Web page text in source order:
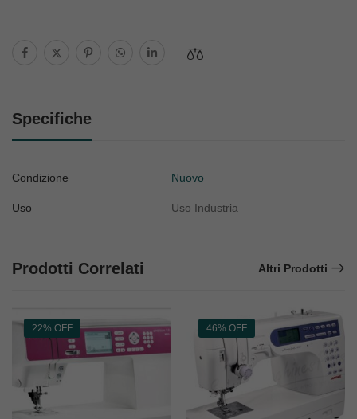
Specifiche
Condizione Nuovo
Uso Uso Industria
Prodotti Correlati Altri Prodotti
22% OFF 46% OFF